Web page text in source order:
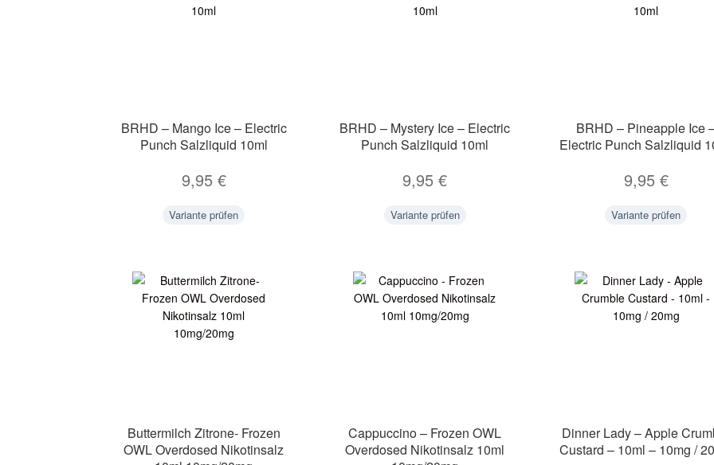
BRHD – Mango Ice – Electric
Punch Salzliquid 10ml
9,95 €
Variante prüfen
BRHD – Mystery Ice – Electric
Punch Salzliquid 10ml
9,95€
Variante prüfen
BRHD – Pineapple Ice
Electric Punch Salzliquid
9,95 €
Variante prüfen
Buttermilch Zitrone- Frozen
OWL Overdosed Nikotinsalz
Cappuccino – Frozen OWL
Overdosed Nikotinsalz 10ml
Dinner Lady – Apple
Custard – 10ml – 10mg /